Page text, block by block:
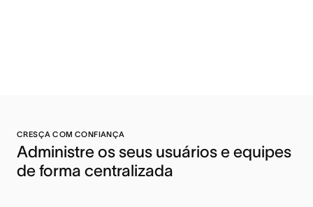
CRESÇA COM CONFIANÇA
Administre os seus usuários e equipes
de forma centralizada